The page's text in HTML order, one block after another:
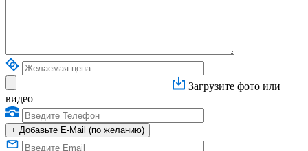
Загрузите фото или
видео
+ Добавьте E-Mail (по желанию)